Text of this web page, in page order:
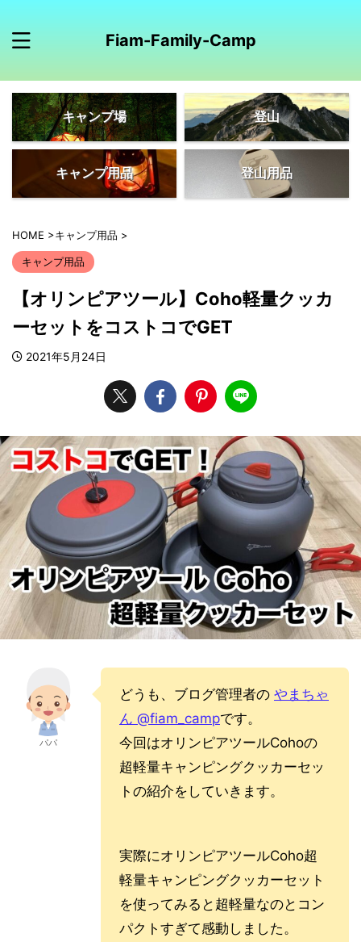
Fiam-Family-Camp
キャンプ場 登山
キャンプ用品 登山用品
HOME >キャンプ用品 >
キャンプ用品
【オリンピアツール】Coho軽量クッカ
ーセットをコストコでGET
2021年5月24日
パパ
どうも、ブログ管理者の やまちゃ
ん @fiam_campです。
今回はオリンピアツールCohoの
超軽量キャンピングクッカーセッ
トの紹介をしていきます。
実際にオリンピアツールCoho超
軽量キャンピングクッカーセット
を使ってみると超軽量なのとコン
パクトすぎて感動しました。